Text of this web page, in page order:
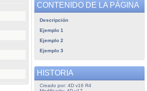
CONTENIDO DE LA PÁGINA
Descripción
Ejemplo 1
Ejemplo 2
Ejemplo 3
HISTORIA
Creado por: 4D v16 R4